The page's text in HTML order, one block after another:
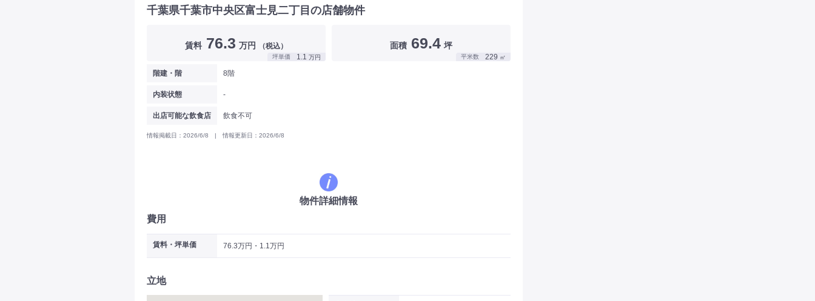
千葉県千葉市中央区富士見二丁目の店舗物件
賃料 76.3 万円 （税込）
坪単価 1.1 万円
面積 69.4 坪
平米数 229 ㎡
階建・階 8階
内装状態 -
出店可能な飲食店 飲食不可
情報掲載日：2026/6/8 | 情報更新日：2026/6/8
物件詳細情報
費用
賃料・坪単価 76.3万円・1.1万円
立地